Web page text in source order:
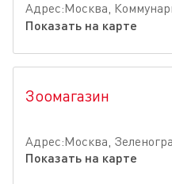
Адрес:Москва,
Показать на карте
Зоомагазин
Адрес:Москва,
Показать на карте